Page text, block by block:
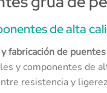
de alta
fabricación de
y componentes de
resistencia y